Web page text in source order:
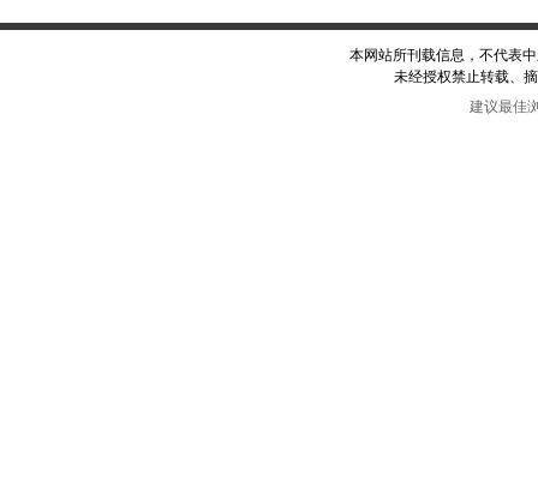
本网站所刊载信息，不代表
未经授权禁止转载、
建议最佳